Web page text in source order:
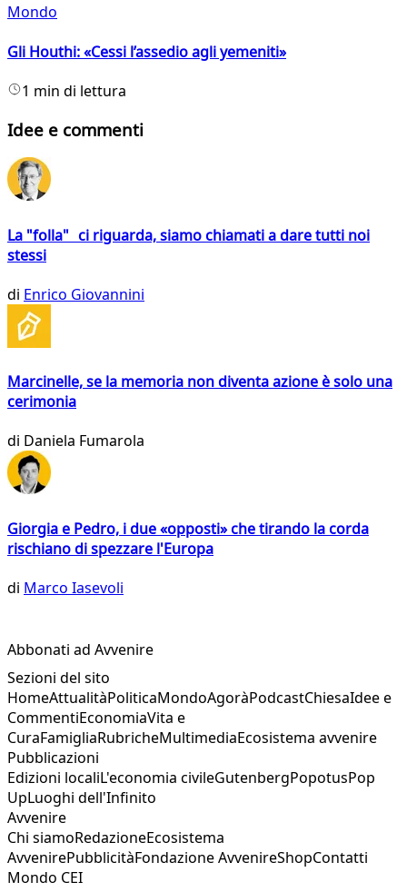
Mondo
Gli Houthi: «Cessi l’assedio agli yemeniti»
1 min di lettura
Idee e commenti
La "folla" ci riguarda, siamo chiamati a dare tutti noi
stessi
di Enrico Giovannini
Marcinelle, se la memoria non diventa azione è solo una
cerimonia
di Daniela Fumarola
Giorgia e Pedro, i due «opposti» che tirando la corda
rischiano di spezzare l'Europa
di Marco Iasevoli
Abbonati ad Avvenire
Sezioni del sito
HomeAttualitàPoliticaMondoAgoràPodcastChiesaIdee e
CommentiEconomiaVita e
CuraFamigliaRubricheMultimediaEcosistema avvenire
Pubblicazioni
Edizioni localiL'economia civileGutenbergPopotusPop
UpLuoghi dell'Infinito
Avvenire
Chi siamoRedazioneEcosistema
AvvenirePubblicitàFondazione AvvenireShopContatti
Mondo CEI